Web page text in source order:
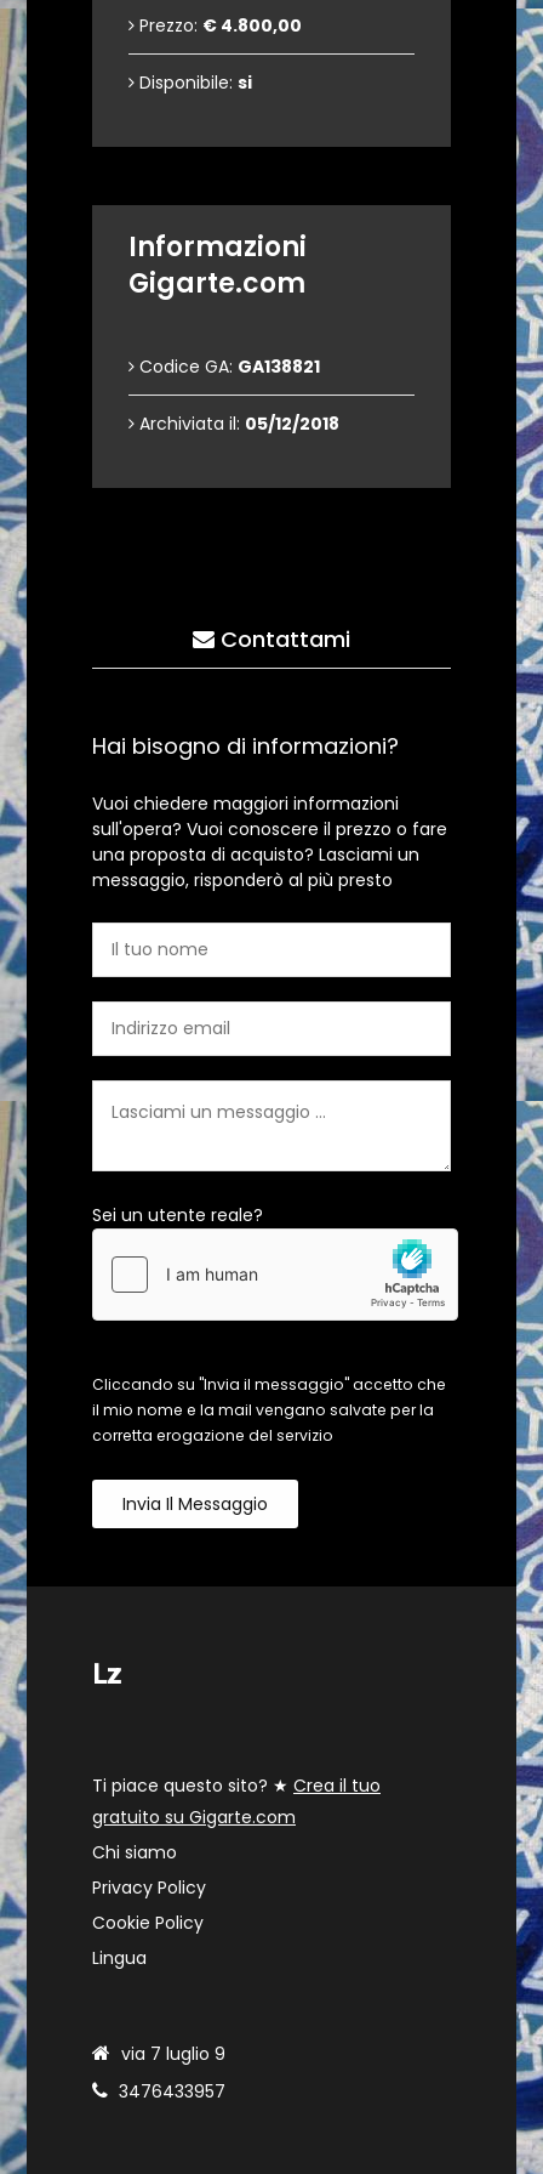
Prezzo: € 4.800,00
Disponibile: si
Informazioni
Gigarte.com
Codice GA: GA138821
Archiviata il: 05/12/2018
Contattami
Hai bisogno di informazioni?
Vuoi chiedere maggiori informazioni
sull'opera? Vuoi conoscere il prezzo o fare
una proposta di acquisto? Lasciami un
messaggio, risponderò al più presto
Sei un utente reale?
Cliccando su "Invia il messaggio" accetto che
il mio nome e la mail vengano salvate per la
corretta erogazione del servizio
Invia Il Messaggio
Lz
Ti piace questo sito? ★ Crea il tuo
gratuito su Gigarte.com
Chi siamo
Privacy Policy
Cookie Policy
Lingua
via 7 luglio 9
3476433957